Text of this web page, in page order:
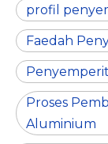
profil
Faedah
Proses
Aluminium